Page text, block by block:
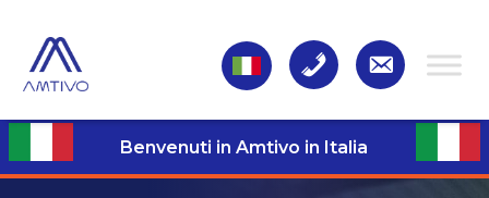
Benvenuti in Amtivo in Italia